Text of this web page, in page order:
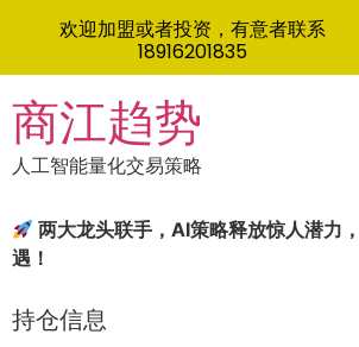
to
content
商江趋势
人工智能量化交易策略
两大龙头联手，AI策略释放惊人潜力
遇！
持仓信息
欢迎加盟或者投资，有意者联系
18916201835